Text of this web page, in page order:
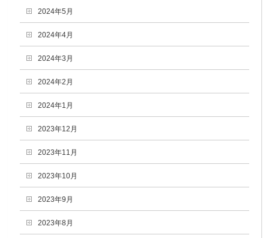
2024年5月
2024年4月
2024年3月
2024年2月
2024年1月
2023年12月
2023年11月
2023年10月
2023年9月
2023年8月